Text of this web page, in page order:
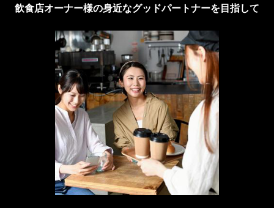
飲食店オーナー様の身近なグッドパートナーを目指して